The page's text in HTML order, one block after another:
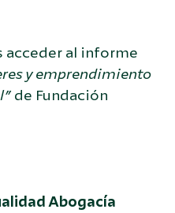
acceder al informe
y emprendimiento
de Fundación
Abogacía